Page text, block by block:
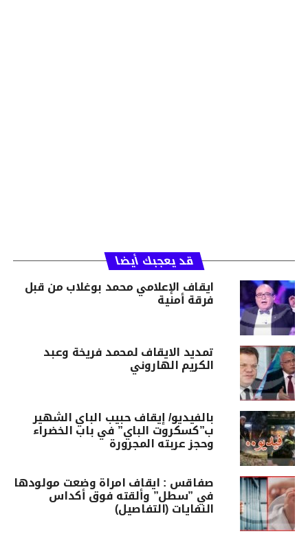
قد يعجبك أيضا
ايقاف الإعلامي محمد بوغلاب من قبل
فرقة أمنية
تمديد الايقاف لمحمد فريخة وعبد
الكريم الهاروني
بالفيديو/ إيقاف حبيب الباي الشهير
ب”كسكروت الباي” في باب الخضراء
وحجز عربته المجرورة
صفاقس : ايقاف امراة وضعت مولودها
في ”سطل” وألقته فوق أكداس
النفايات (التفاصيل)